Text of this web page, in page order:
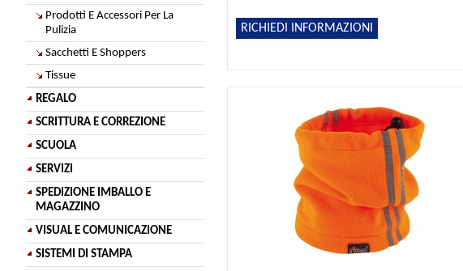
Prodotti E Accessori Per La
Pulizia
Sacchetti E Shoppers
Tissue
REGALO
SCRITTURA E CORREZIONE
SCUOLA
SERVIZI
SPEDIZIONE IMBALLO E
MAGAZZINO
VISUAL E COMUNICAZIONE
SISTEMI DI STAMPA
RICHIEDI INFORMAZIONI